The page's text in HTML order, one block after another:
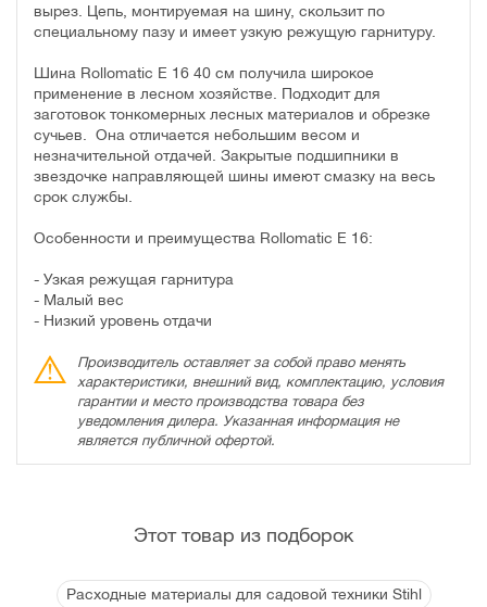
вырез. Цепь, монтируемая на шину, скользит по
специальному пазу и имеет узкую режущую гарнитуру.
Шина Rollomatic E 16 40 см получила широкое
применение в лесном хозяйстве. Подходит для
заготовок тонкомерных лесных материалов и обрезке
сучьев. Она отличается небольшим весом и
незначительной отдачей. Закрытые подшипники в
звездочке направляющей шины имеют смазку на весь
срок службы.
Особенности и преимущества Rollomatic E 16:
- Узкая режущая гарнитура
- Малый вес
- Низкий уровень отдачи
Производитель оставляет за собой право менять
характеристики, внешний вид, комплектацию, условия
гарантии и место производства товара без
уведомления дилера. Указанная информация не
является публичной офертой.
Этот товар из подборок
Расходные материалы для садовой техники Stihl